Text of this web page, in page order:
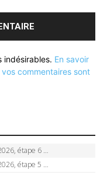
indésirables. En savoir
commentaires sont
à Tournon, Reusser en jaune
en jaune, Ferrand-Prévot coule